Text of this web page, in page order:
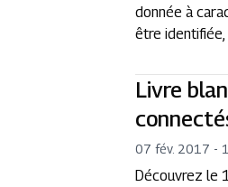
donnée à
être identifiée,
Livre
07 fév. 2017 -
Découvrez le